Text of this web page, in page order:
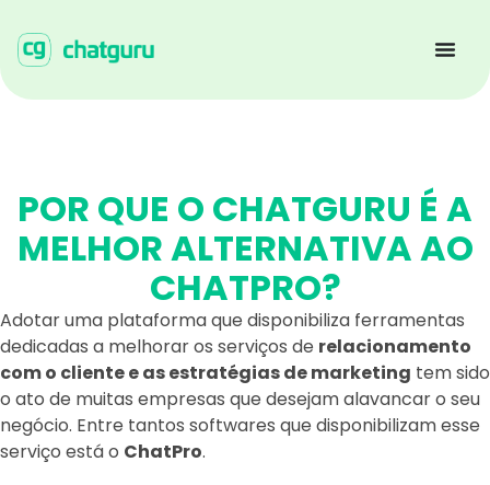
POR QUE O CHATGURU É A
MELHOR ALTERNATIVA AO
CHATPRO?
Adotar uma plataforma que disponibiliza ferramentas
dedicadas a melhorar os serviços de relacionamento
com o cliente e as estratégias de marketing tem sido
o ato de muitas empresas que desejam alavancar o seu
negócio. Entre tantos softwares que disponibilizam esse
serviço está o ChatPro.